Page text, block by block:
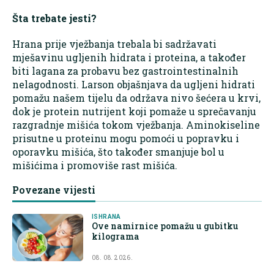
Šta trebate jesti?
Hrana prije vježbanja trebala bi sadržavati
mješavinu ugljenih hidrata i proteina, a također
biti lagana za probavu bez gastrointestinalnih
nelagodnosti. Larson objašnjava da ugljeni hidrati
pomažu našem tijelu da održava nivo šećera u krvi,
dok je protein nutrijent koji pomaže u sprečavanju
razgradnje mišića tokom vježbanja. Aminokiseline
prisutne u proteinu mogu pomoći u popravku i
oporavku mišića, što također smanjuje bol u
mišićima i promoviše rast mišića.
Povezane vijesti
ISHRANA
Ove namirnice pomažu u gubitku
kilograma
08. 08. 2026.